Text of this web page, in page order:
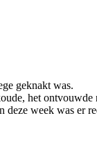
geknakt was.
het
deze week was er